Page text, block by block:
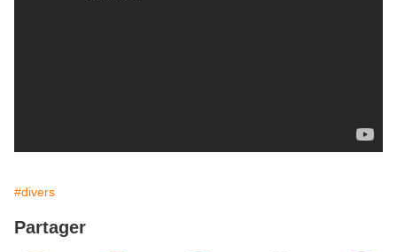
#divers
Partager